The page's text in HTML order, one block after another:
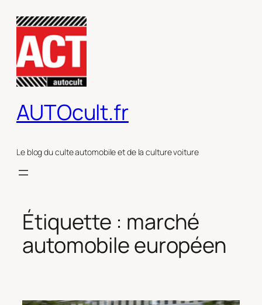
contenu
AUTOcult.fr
Le blog du culte automobile et de la culture voiture
Étiquette : marché
automobile européen